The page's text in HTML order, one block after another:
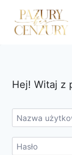
treści
Hej! Witaj z